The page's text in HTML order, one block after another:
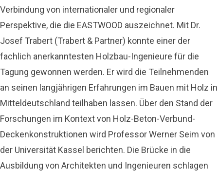
Verbindung von internationaler und regionaler
Perspektive, die die EASTWOOD auszeichnet. Mit Dr.
Josef Trabert (Trabert & Partner) konnte einer der
fachlich anerkanntesten Holzbau-Ingenieure für die
Tagung gewonnen werden. Er wird die Teilnehmenden
an seinen langjährigen Erfahrungen im Bauen mit Holz in
Mitteldeutschland teilhaben lassen. Über den Stand der
Forschungen im Kontext von Holz-Beton-Verbund-
Deckenkonstruktionen wird Professor Werner Seim von
der Universität Kassel berichten. Die Brücke in die
Ausbildung von Architekten und Ingenieuren schlagen